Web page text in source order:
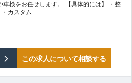
車検をお任せします。 【具体的には】 ・整
カスタム
この求人について相談する